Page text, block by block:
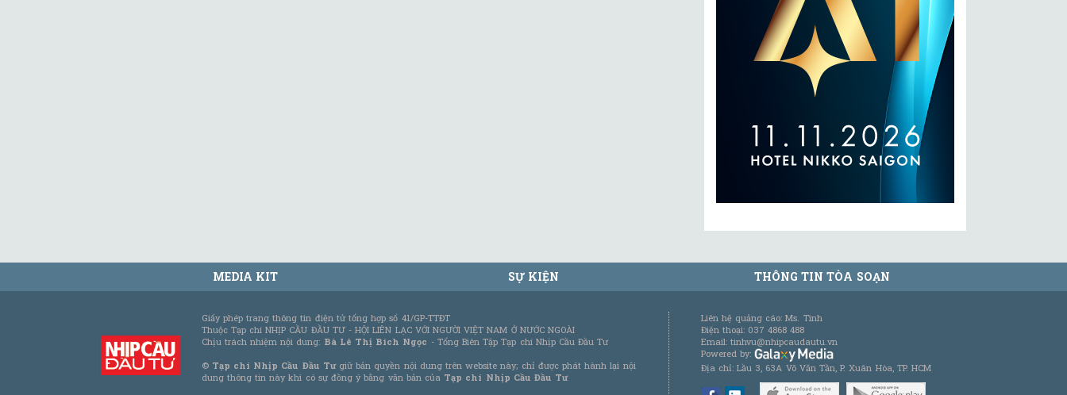
MEDIA KIT SỰ KIỆN THÔNG TIN TÒA SOẠN
Giấy phép trang thông tin điện tử tổng hợp số 41/GP-TTĐT
Thuộc Tạp chí NHỊP CẦU ĐẦU TƯ - HỘI LIÊN LẠC VỚI NGƯỜI VIỆT NAM Ở NƯỚC NGOÀI
Chịu trách nhiệm nội dung: Bà Lê Thị Bích Ngọc - Tổng Biên Tập Tạp chí Nhịp Cầu Đầu Tư
© Tạp chí Nhịp Cầu Đầu Tưgiữ bản quyền nội dung trên website này; chỉ được phát hành lại nội
dung thông tin này khi có sự đồng ý bằng văn bản của Tạp chí Nhịp Cầu Đầu Tư
Liên hệ quảng cáo: Ms. Tình
Điện thoại: 037 4868 488
Email: tinhvu@nhipcaudautu.vn
Powered by:
Địa chỉ: Lầu 3, 63A Võ Văn Tần, P. Xuân Hòa, TP. HCM